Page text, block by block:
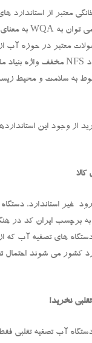
معتبر از استاندارد
توان به WQA به
معتبر در حوزه آب از
NFSمخفف واژه بنیاد
به سلامت و محیط زیست
از وجود این
غیر استاندارد،
برچسب ایران کد در
های تصفیه آب که
کشور می شوند احتمال
نخرید!
آب تصفیه تقلبی